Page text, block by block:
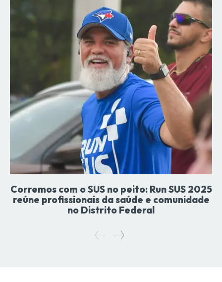
Corremos com o SUS no peito: Run SUS 2025
reúne profissionais da saúde e comunidade
no Distrito Federal